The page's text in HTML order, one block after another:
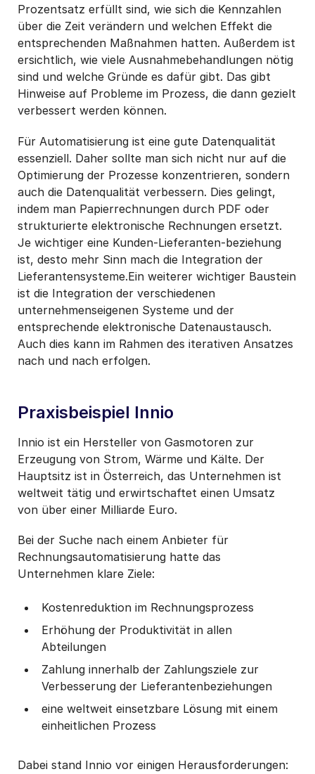
Prozentsatz erfüllt sind, wie sich die Kennzahlen
über die Zeit verändern und welchen Effekt die
entsprechenden Maßnahmen hatten. Außerdem ist
ersichtlich, wie viele Ausnahmebehandlungen nötig
sind und welche Gründe es dafür gibt. Das gibt
Hinweise auf Probleme im Prozess, die dann gezielt
verbessert werden können.
Für Automatisierung ist eine gute Datenqualität
essenziell. Daher sollte man sich nicht nur auf die
Optimierung der Prozesse konzentrieren, sondern
auch die Datenqualität verbessern. Dies gelingt,
indem man Papierrechnungen durch PDF oder
strukturierte elektronische Rechnungen ersetzt.
Je wichtiger eine Kunden-Lieferanten-beziehung
ist, desto mehr Sinn mach die Integration der
Lieferantensysteme.Ein weiterer wichtiger Baustein
ist die Integration der verschiedenen
unternehmenseigenen Systeme und der
entsprechende elektronische Datenaustausch.
Auch dies kann im Rahmen des iterativen Ansatzes
nach und nach erfolgen.
Praxisbeispiel Innio
Innio ist ein Hersteller von Gasmotoren zur
Erzeugung von Strom, Wärme und Kälte. Der
Hauptsitz ist in Österreich, das Unternehmen ist
weltweit tätig und erwirtschaftet einen Umsatz
von über einer Milliarde Euro.
Bei der Suche nach einem Anbieter für
Rechnungsautomatisierung hatte das
Unternehmen klare Ziele:
Kostenreduktion im Rechnungsprozess
Erhöhung der Produktivität in allen
Abteilungen
Zahlung innerhalb der Zahlungsziele zur
Verbesserung der Lieferantenbeziehungen
eine weltweit einsetzbare Lösung mit einem
einheitlichen Prozess
Dabei stand Innio vor einigen Herausforderungen: